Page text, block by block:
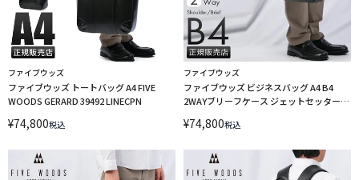
ファイブウッズ
ファイブウッズ トートバッグ A4 FIVE
WOODS GERARD 39492 LINECPN
¥74,800税込
ファイブウッズ
ファイブウッズ ビジネスバッグ A4 B4
2WAYブリーフケース ジェットセッター
LINECPN
¥74,800税込